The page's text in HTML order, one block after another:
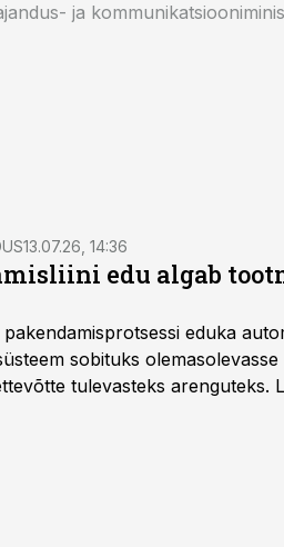
ja
13.07.26, 14:36
edu algab
eduka
sobituks
tulevasteks arenguteks.